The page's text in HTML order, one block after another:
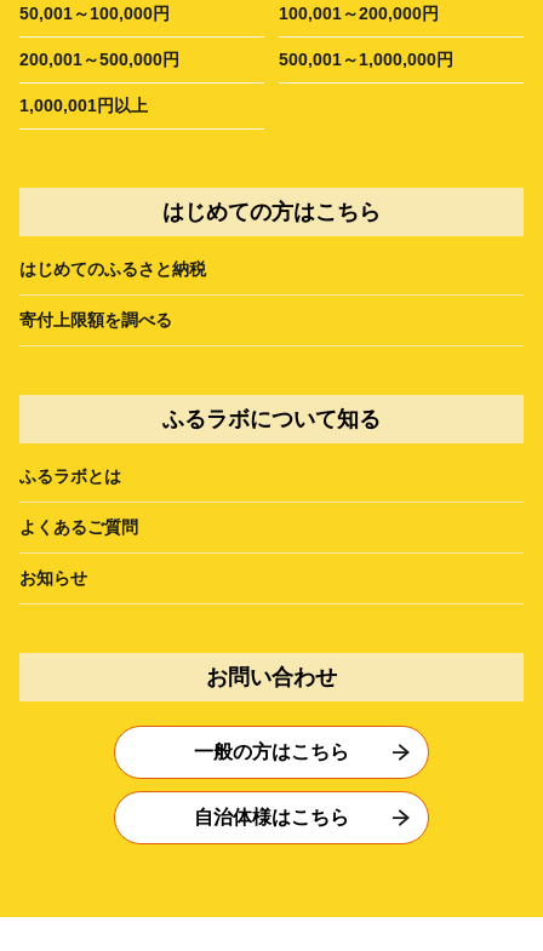
50,001～100,000円 100,001～200,000円
200,001～500,000円 500,001～1,000,000円
1,000,001円以上
はじめての方はこちら
はじめてのふるさと納税
寄付上限額を調べる
ふるラボについて知る
ふるラボとは
よくあるご質問
お知らせ
お問い合わせ
一般の方はこちら
自治体様はこちら